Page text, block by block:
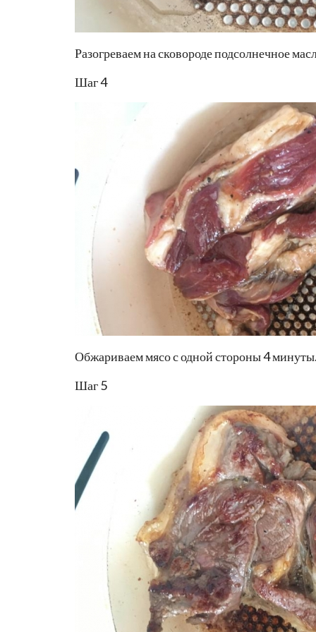
Разогреваем на сковороде подсолнечное
Шаг 4
Обжариваем мясо с одной стороны 4
Шаг 5